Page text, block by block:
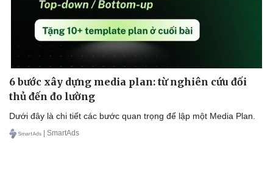
6 bước xây dựng media plan: từ nghiên cứu đối
thủ đến đo lường
Dưới đây là chi tiết các bước quan trọng để lập một Media Plan.
| SmartAds